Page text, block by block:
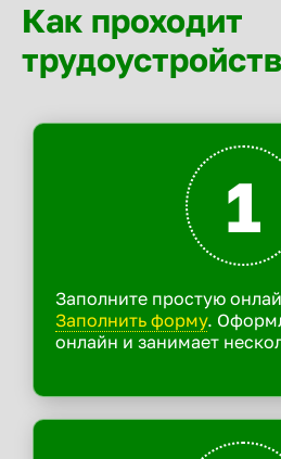
Как проходит
1
Заполните простую
Заполнить форму.
онлайн и занимает